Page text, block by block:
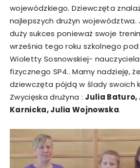
wojewódzkiego. Dziewczęta
najlepszych drużyn
duży sukces ponieważ swoje
września tego roku szkolnego
Wioletty Sosnowskiej-
fizycznego SP4.. Mamy nadzieję,
dziewczęta pójdą w ślady swoich
Zwycięska drużyna : Julia Baturo,
Karnicka, Julia Wojnowska.